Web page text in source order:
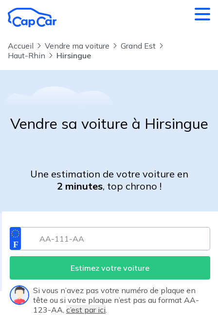
Accueil Vendre ma voiture
Grand Est
Haut-Rhin
Hirsingue
Vendre sa voiture à Hirsingue
Une estimation de votre voiture en
2 minutes, top chrono !
Estimez votre voiture
Si vous n’avez pas votre numéro de plaque en
tête ou si votre plaque n’est pas au format AA-
123-AA, c’est par ici